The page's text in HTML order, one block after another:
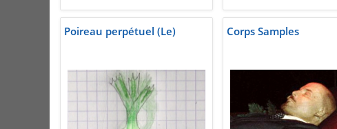
Poireau perpétuel (Le) Corps Samples